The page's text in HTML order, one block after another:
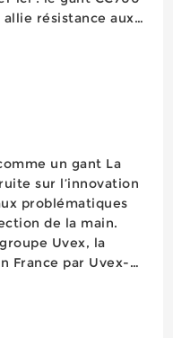
résistance aux
un gant La
sur l’innovation
problématiques
de la main.
Uvex, la
France par Uvex-